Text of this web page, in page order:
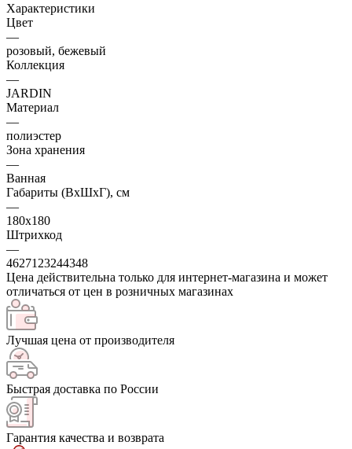
Характеристики
Цвет
—
розовый, бежевый
Коллекция
—
JARDIN
Материал
—
полиэстер
Зона хранения
—
Ванная
Габариты (ВхШхГ), см
—
180х180
Штрихкод
—
4627123244348
Цена действительна только для интернет-магазина и может
отличаться от цен в розничных магазинах
Лучшая цена от производителя
Быстрая доставка по России
Гарантия качества и возврата